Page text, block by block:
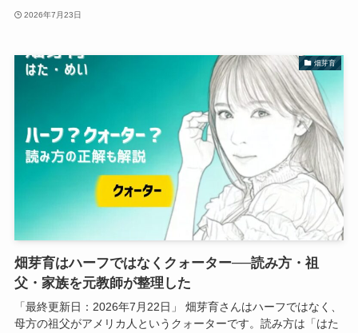
2026年7月23日
畑芽育
畑芽育はハーフではなくクォーター──読み方・祖
父・家族を元教師が整理した
「最終更新日：2026年7月22日」 畑芽育さんはハーフではなく、
母方の祖父がアメリカ人というクォーターです。読み方は「はた